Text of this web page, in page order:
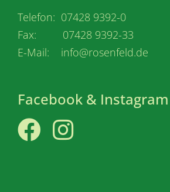
Telefon: 07428 9392-0
Fax: 07428 9392-33
E-Mail: info@rosenfeld.de
Facebook & Instagram